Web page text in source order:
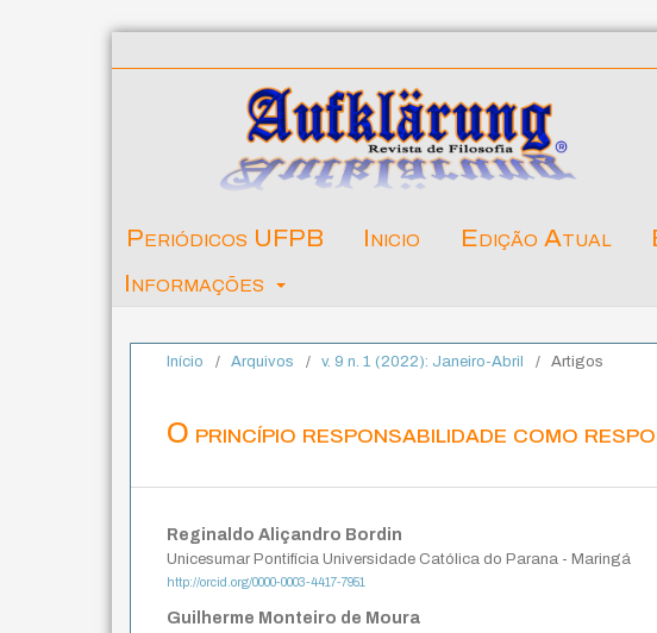
Periódicos UFPB Inicio Edição Atual
Informações
Início / Arquivos / v. 9 n. 1 (2022): Janeiro-Abril / Artigos
O princípio responsabilidade como
Reginaldo Aliçandro Bordin
Unicesumar Pontifícia Universidade Católica do Parana - Maringá
http://orcid.org/0000-0003-4417-7951
Guilherme Monteiro de Moura